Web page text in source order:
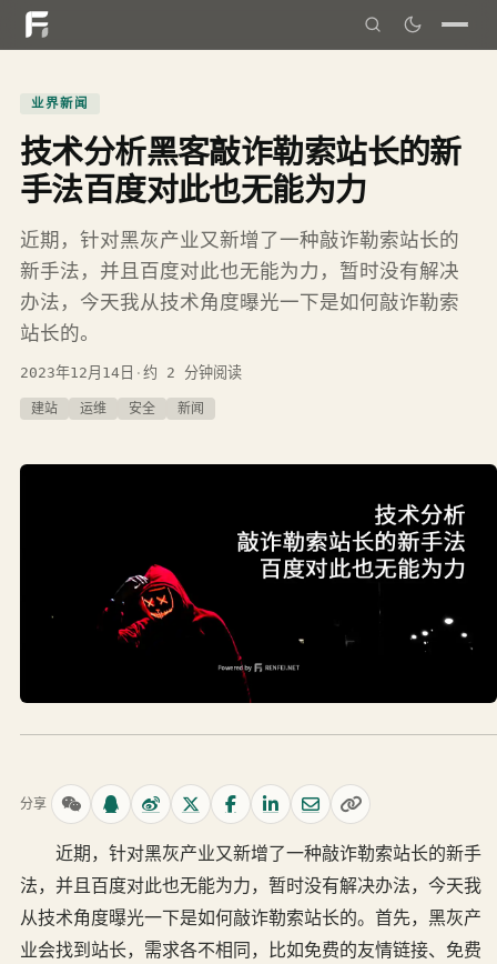
业界新闻
技术分析黑客敲诈勒索站长的新
手法百度对此也无能为力
近期，针对黑灰产业又新增了一种敲诈勒索站长的
新手法，并且百度对此也无能为力，暂时没有解决
办法，今天我从技术角度曝光一下是如何敲诈勒索
站长的。
2023年12月14日 · 约 2 分钟阅读
建站 运维 安全 新闻
分享
近期，针对黑灰产业又新增了一种敲诈勒索站长的新手
法，并且百度对此也无能为力，暂时没有解决办法，今天我
从技术角度曝光一下是如何敲诈勒索站长的。首先，黑灰产
业会找到站长，需求各不相同，比如免费的友情链接、免费